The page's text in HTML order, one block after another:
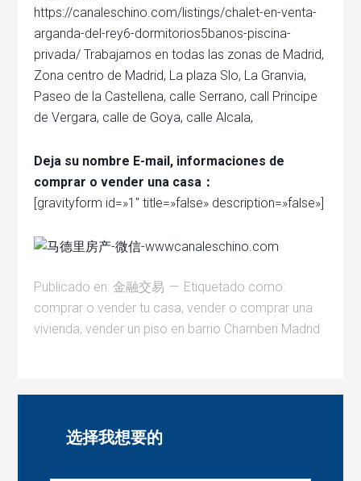
https://canaleschino.com/listings/chalet-en-venta-
arganda-del-rey6-dormitorios5banos-piscina-
privada/ Trabajamos en todas las zonas de Madrid,
Zona centro de Madrid, La plaza Slo, La Granvia,
Paseo de la Castellena, calle Serrano, call Principe
de Vergara, calle de Goya, calle Alcala,
Deja su nombre E-mail, informaciones de
comprar o vender una casa：
[gravityform id=»1″ title=»false» description=»false»]
Publicado en: 金融交易
Etiquetado como:
comprar o vender tu casa,vender o comprar una
vivienda,vender un piso en barrio Chamberi Madrid
选择我想要的